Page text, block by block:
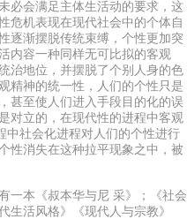
必会满足主体生活动的要求，这
危机表现在现代社会中的个体自
逐渐摆脱传统束缚，个性更加突
内容一种同样无可比拟的客观
治地位，并摆脱了个别人身的色
精神的统一性，人们的个性只是
甚至使人们进入手段目的化的误
对立的，在现代性的进程中客观
中社会化进程对人们的个性进行
性消失在这种拉平现象之中，被
一本《叔本华与尼 采》；《社会
活风格》《现代人与宗教》